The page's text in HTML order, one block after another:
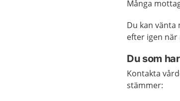
Många
Du kan vänta
efter igen
Du som
Kontakta
stämmer: